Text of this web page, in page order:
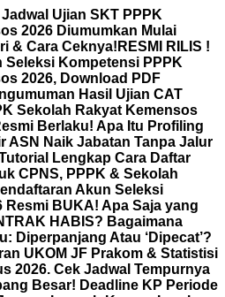
Ujian SKT PPPK
2026 Diumumkan Mulai
& Cara Ceknya! RESMI RILIS !
Seleksi Kompetensi PPPK
2026, Download PDF
Hasil Ujian CAT
Sekolah Rakyat Kemensos
Berlaku! Apa Itu Profiling
ASN Naik Jabatan Tanpa Jalur
Lengkap Cara Daftar
CPNS, PPPK & Sekolah
Akun Seleksi
BUKA! Apa Saja yang
HABIS? Bagaimana
Diperpanjang Atau ‘Dipecat’?
UKOM JF Prakom & Statistisi
2026. Cek Jadwal Tempurnya
Besar! Deadline KP Periode